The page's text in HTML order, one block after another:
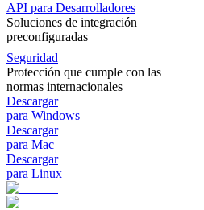
API para Desarrolladores
Soluciones de integración
preconfiguradas
Seguridad
Protección que cumple con las
normas internacionales
Descargar
para Windows
Descargar
para Mac
Descargar
para Linux